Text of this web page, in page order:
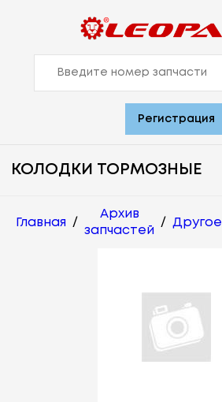
Регистрация
КОЛОДКИ ТОРМОЗНЫЕ
Главная /
Архив
запчастей
/ Другое